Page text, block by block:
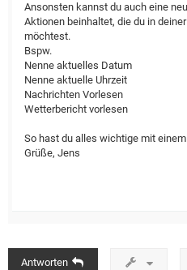
Ansonsten kannst du auch eine
Aktionen beinhaltet, die du in
möchtest.
Bspw.
Nenne aktuelles Datum
Nenne aktuelle Uhrzeit
Nachrichten Vorlesen
Wetterbericht vorlesen
So hast du alles wichtige mit
Grüße, Jens
Antworten